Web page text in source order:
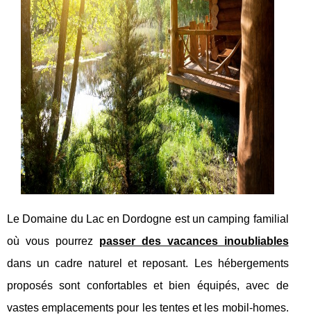
Le Domaine du Lac en Dordogne est un camping familial
où vous pourrez passer des vacances inoubliables
dans un cadre naturel et reposant. Les hébergements
proposés sont confortables et bien équipés, avec de
vastes emplacements pour les tentes et les mobil-homes.